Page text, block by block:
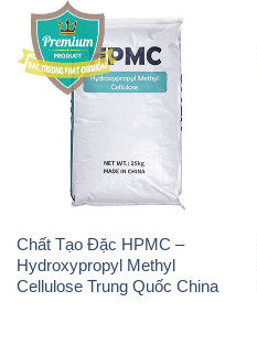
Chất Tạo Đặc HPMC –
Hydroxypropyl Methyl
Cellulose Trung Quốc China